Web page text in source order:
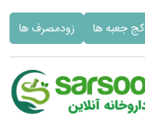
کج جعبه ها زودمصرف ها